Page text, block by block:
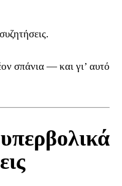
σπάνια — και γι’ αυτό